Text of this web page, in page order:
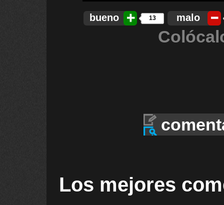
bueno 13 malo
Los mejores